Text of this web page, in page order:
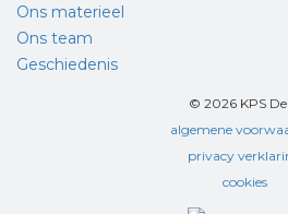
Ons materieel
Ons team
Geschiedenis
© 2026 KPS
algemene
privacy
cookies